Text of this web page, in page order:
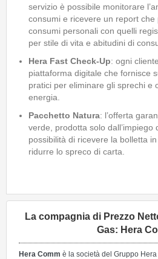
servizio è possibile monitorare
consumi e ricevere un report
consumi personali con quelli
per stile di vita e abitudini di
Hera Fast Check-Up: ogni
piattaforma digitale che fornisce
pratici per eliminare gli sprechi e
energia.
Pacchetto Natura: l’offerta
verde, prodotta solo dall’impiego
possibilità di ricevere la bolletta
ridurre lo spreco di carta.
La compagnia di Prezzo
Gas: Hera
Hera Comm è la società del Gruppo